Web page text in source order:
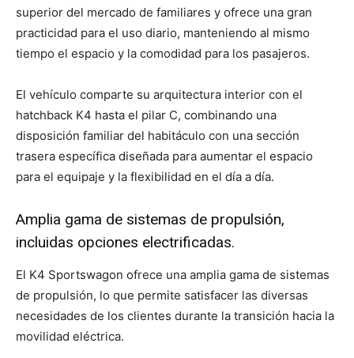
superior del mercado de familiares y ofrece una gran
practicidad para el uso diario, manteniendo al mismo
tiempo el espacio y la comodidad para los pasajeros.
El vehículo comparte su arquitectura interior con el
hatchback K4 hasta el pilar C, combinando una
disposición familiar del habitáculo con una sección
trasera específica diseñada para aumentar el espacio
para el equipaje y la flexibilidad en el día a día.
Amplia gama de sistemas de propulsión,
incluidas opciones electrificadas.
El K4 Sportswagon ofrece una amplia gama de sistemas
de propulsión, lo que permite satisfacer las diversas
necesidades de los clientes durante la transición hacia la
movilidad eléctrica.